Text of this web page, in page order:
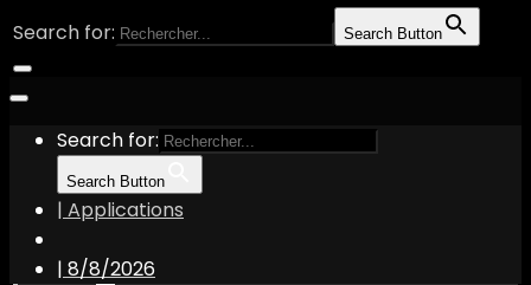
Search for: Search Button
Search for:
Search Button
| Applications
| 8/8/2026